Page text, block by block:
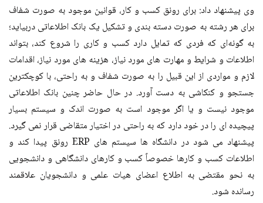
وی پیشنهاد داد: برای رونق کسب و کار، قوانین موجود به ‌‌صورت شفاف
برای هر رشته به صورت دسته بندی و تشکیل یک بانک اطلاعاتی دربیاید؛
به گونه‌ای که فردی که تمایل دارد کسب و کاری را شروع کند، بتواند
اطلاعات و شرایط و مهارت ‌‌های مورد نیاز، هزینه ‌‌های مورد نیاز، اقدامات
لازم و مواردی از این قبیل را به ‌‌صورت شفاف و به راحتی، با کوچکترین
جستجو و کنکاشی به ‌‌دست آورد. در حال حاضر چنین بانک اطلاعاتی
موجود نیست و یا اگر موجود است به ‌‌صورت اندک و سیستم بسیار
پیچیده ‌‌ای را در خود دارد که به ‌‌راحتی در اختیار متقاضی قرار نمی ‌‌گیرد.
پیشنهاد می ‌‌شود در دانشگاه ‌‌ها سیستم ‌‌های ERP رونق پیدا کند و
اطلاعات کسب و کارها خصوصاً کسب و کارهای دانشگاهی و دانشجویی
به نحو مقتضی به اطلاع اعضای هیات علمی و دانشجویان علاقمند
رسانده شود.